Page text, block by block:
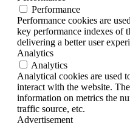
Performance
Performance cookies are
key performance indexes of
delivering a better user
Analytics
Analytics
Analytical cookies are used
interact with the website.
information on metrics the
traffic source, etc.
Advertisement